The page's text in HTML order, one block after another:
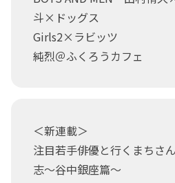
斗×ドッグス
Girls2×ラビッツ
純烈＠ふくろうカフェ
＜新連載＞
注目若手俳優と行くまち
志～谷中銀座篇～